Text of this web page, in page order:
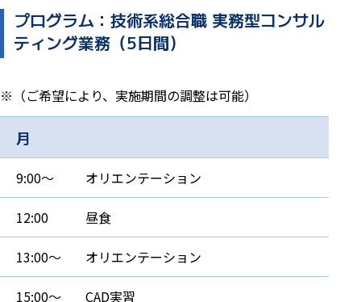
プログラム：技術系総合職 実務型コンサル
ティング業務（5日間）
※（ご希望により、実施期間の調整は可能）
月
9:00～ オリエンテーション
12:00 昼食
13:00～ オリエンテーション
15:00～ CAD実習